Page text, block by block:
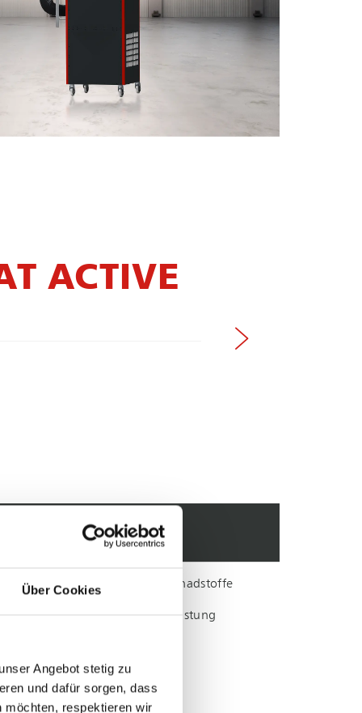
Über Cookies
Angebot stetig zu
und dafür sorgen, dass
möchten, respektieren wir
ACTIVE
EMISSIONSARTEN
Gasförmige Geruchs- und Schadstoffe
Geringfügige chemische Belastung